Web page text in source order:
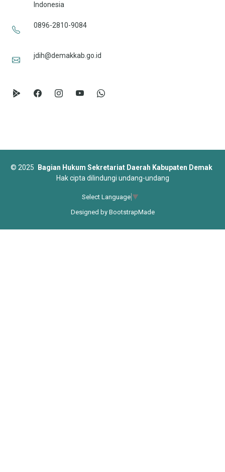
Indonesia
0896-2810-9084
jdih@demakkab.go.id
© 2025
Bagian Hukum Sekretariat Daerah Kabupaten Demak
Hak cipta dilindungi undang-undang
Select Language ▼
Designed by BootstrapMade